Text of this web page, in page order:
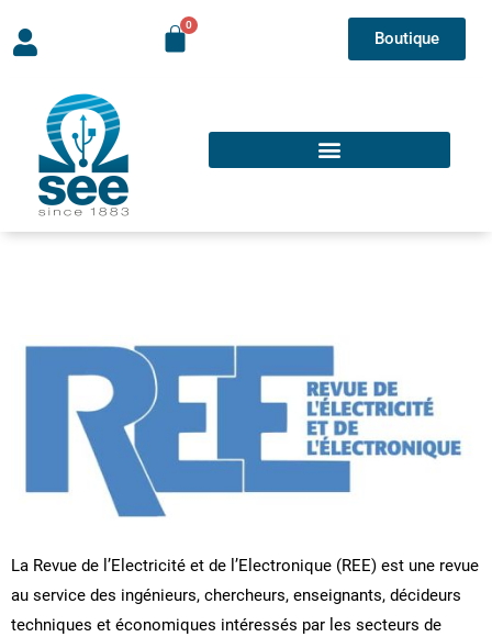
Boutique
La Revue de l’Electricité et de l’Electronique (REE) est une revue
au service des ingénieurs, chercheurs, enseignants, décideurs
techniques et économiques intéressés par les secteurs de